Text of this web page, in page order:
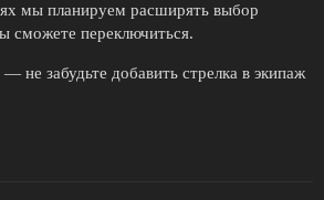
мы планируем расширять выбор
сможете переключиться.
не забудьте добавить стрелка в экипаж